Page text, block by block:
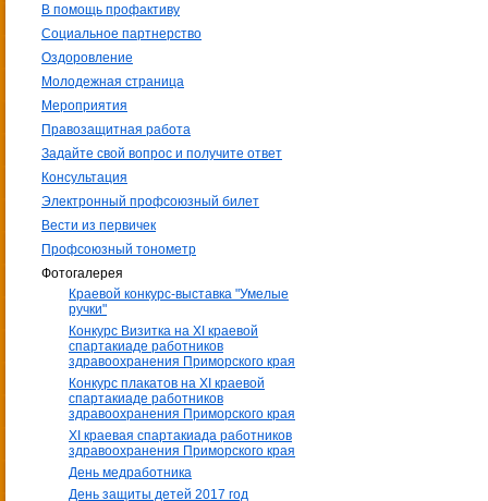
В помощь профактиву
Социальное партнерство
Оздоровление
Молодежная страница
Мероприятия
Правозащитная работа
Задайте свой вопрос и получите ответ
Консультация
Электронный профсоюзный билет
Вести из первичек
Профсоюзный тонометр
Фотогалерея
Краевой конкурс-выставка "Умелые
ручки"
Конкурс Визитка на XI краевой
спартакиаде работников
здравоохранения Приморского края
Конкурс плакатов на XI краевой
спартакиаде работников
здравоохранения Приморского края
XI краевая спартакиада работников
здравоохранения Приморского края
День медработника
День защиты детей 2017 год